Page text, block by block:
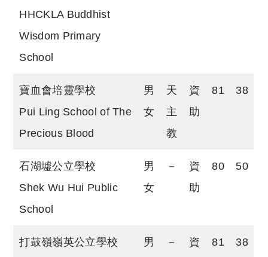
HHCKLA Buddhist
Wisdom Primary
School
寶血會培靈學校
Pui Ling School of The
Precious Blood
男
女
天
主
教
資
助
81 38
石湖墟公立學校
Shek Wu Hui Public
School
男
女
－
資
助
80 50
打鼓嶺嶺英公立學校
男
－
資
81 38